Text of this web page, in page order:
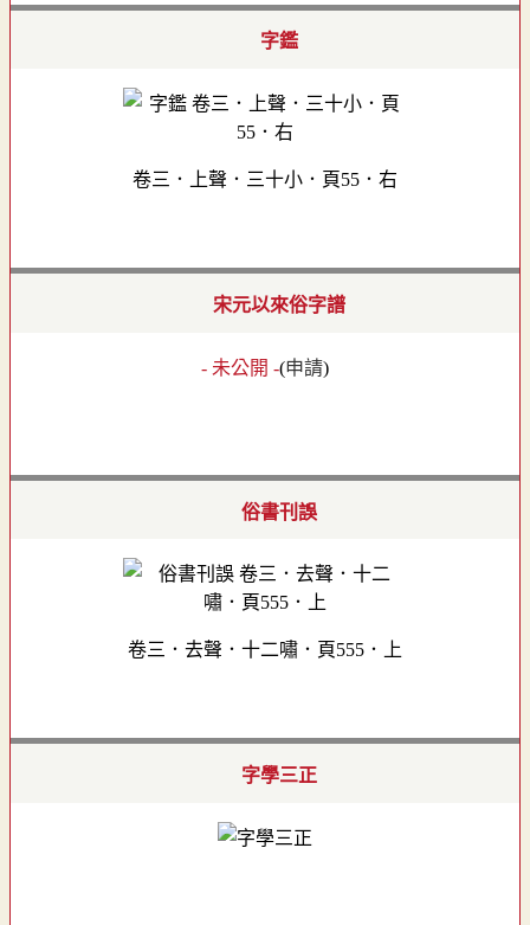
字鑑
卷三．上聲．三十小．頁55．右
宋元以來俗字譜
- 未公開 -(申請)
俗書刊誤
卷三．去聲．十二嘯．頁555．上
字學三正